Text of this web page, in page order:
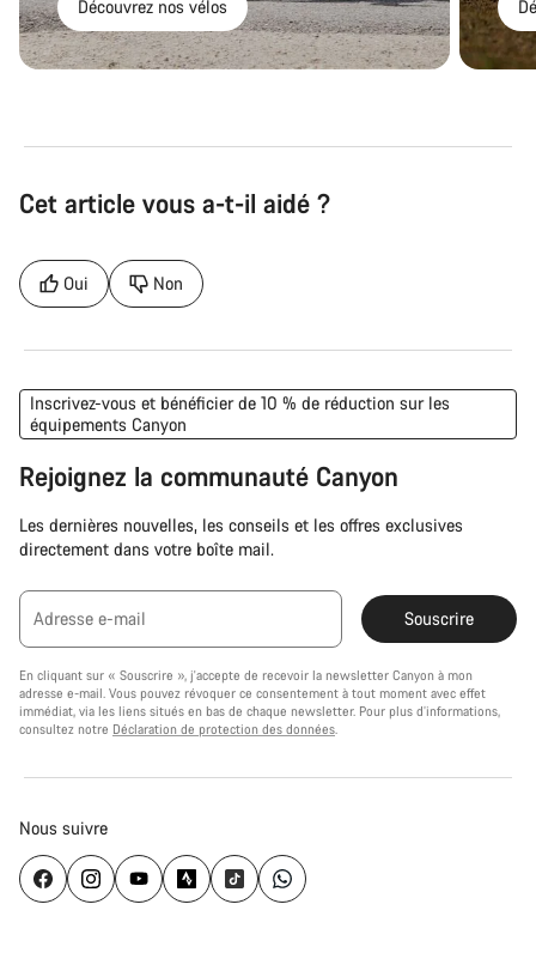
Découvrez nos vélos
Cet article vous a-t-il aidé ?
Oui Non
Inscrivez-vous et bénéficier de 10 % de réduction sur les
équipements Canyon
Rejoignez la communauté Canyon
Les dernières nouvelles, les conseils et les offres exclusives
directement dans votre boîte mail.
Adresse e-mail Souscrire
En cliquant sur « Souscrire », j'accepte de recevoir la newsletter Canyon à mon
adresse e-mail. Vous pouvez révoquer ce consentement à tout moment avec effet
immédiat, via les liens situés en bas de chaque newsletter. Pour plus d’informations,
consultez notre Déclaration de protection des données
Nous suivre